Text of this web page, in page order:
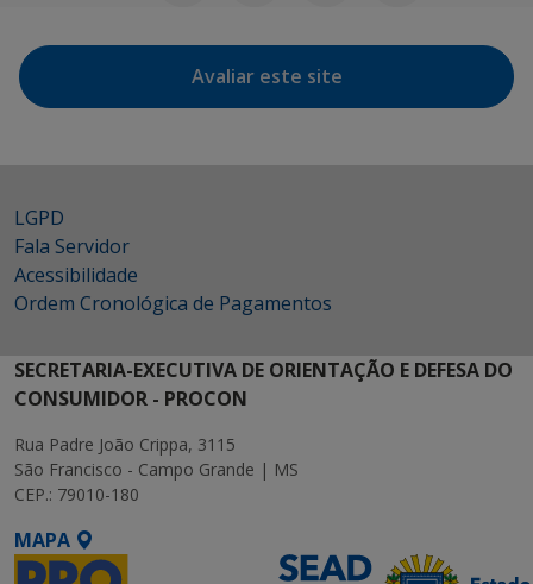
Avaliar este site
LGPD
Fala Servidor
Acessibilidade
Ordem Cronológica de Pagamentos
SECRETARIA-EXECUTIVA DE ORIENTAÇÃO E DEFESA DO
CONSUMIDOR - PROCON
Rua Padre João Crippa, 3115
São Francisco - Campo Grande | MS
CEP.: 79010-180
MAPA